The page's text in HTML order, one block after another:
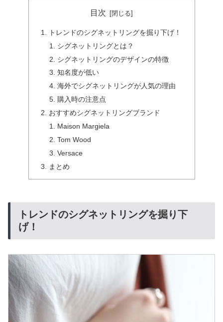
目次
トレンドのシグネットリングを掘り下げ！
シグネットリングとは？
シグネットリングのデザインの特徴
知名度が低い
海外でシグネットリングが人気の理由
購入時の注意点
おすすめシグネットリングブランド
Maison Margiela
Tom Wood
Versace
まとめ
トレンドのシグネットリングを掘り下
げ！